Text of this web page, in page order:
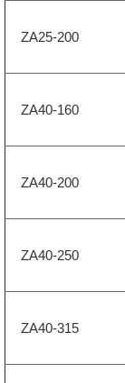
ZA25-200
ZA40-160
ZA40-200
ZA40-250
ZA40-315